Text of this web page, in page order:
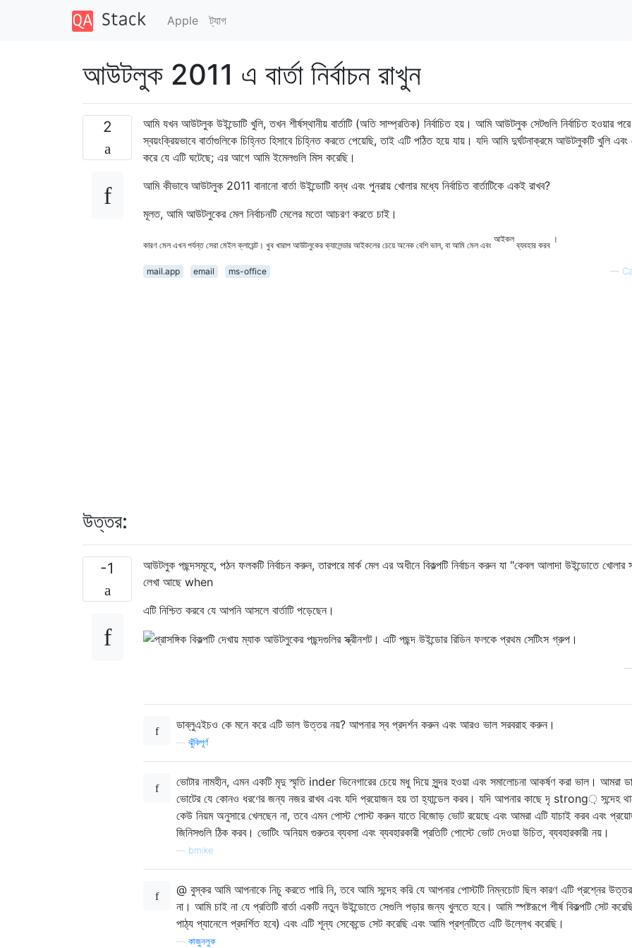
Apple ট্যাগ
আউটলুক 2011 এ বার্তা নির্বাচন রাখুন
2
আমি যখন আউটলুক উইন্ডোটি খুলি, তখন শীর্ষস্থানীয় বার্তাটি (অতি সাম্প্রতিক) নির্বাচিত হয়। আমি আউটলুক সেটগুলি নির্বাচিত হওয়ার পরে
স্বয়ংক্রিয়ভাবে বার্তাগুলিকে চিহ্নিত হিসাবে চিহ্নিত করতে পেয়েছি, তাই এটি পঠিত হয়ে যায়। যদি আমি দুর্ঘটনাক্রমে আউটলুকটি খুলি এবং
করে যে এটি ঘটেছে; এর আগে আমি ইমেলগুলি মিস করেছি।
আমি কীভাবে আউটলুক 2011 বানানো বার্তা উইন্ডোটি বন্ধ এবং পুনরায় খোলার মধ্যে নির্বাচিত বার্তাটিকে একই রাখব?
মূলত, আমি আউটলুকের মেল নির্বাচনটি মেলের মতো আচরণ করতে চাই।
কারণ মেল এখন পর্যন্ত সেরা মেইল ​​ক্লায়েন্ট। খুব খারাপ আউটলুকের ক্যালেন্ডার আইকলের চেয়ে অনেক বেশি ভাল, বা আমি মেল এবং
আইকল
ব্যবহার করব
।
mail.app email ms-office —
উত্তর:
-1
আউটলুক পছন্দসমূহে, পঠন ফলকটি নির্বাচন করুন, তারপরে মার্ক মেল এর অধীনে বিকল্পটি নির্বাচন করুন যা "কেবল আলাদা উইন্ডোতে খোলার
লেখা আছে when
এটি নিশ্চিত করবে যে আপনি আসলে বার্তাটি পড়েছেন।
ডাব্লুএইচও কে মনে করে এটি ভাল উত্তর নয়? আপনার স্ব প্রদর্শন করুন এবং আরও ভাল সরবরাহ করুন।
ঝুঁকিপূর্ণ
ভোটার নামহীন, এমন একটি মৃদু স্মৃতি inder ভিনেগারের চেয়ে মধু দিয়ে সুন্দর হওয়া এবং সমালোচনা আকর্ষণ করা ভাল। আমরা
ভোটের যে কোনও ধরণের জন্য নজর রাখব এবং যদি প্রয়োজন হয় তা হ্যান্ডেল করব। যদি আপনার কাছে দৃ strong় সন্দেহ
কেউ নিয়ম অনুসারে খেলছেন না, তবে এমন পোস্ট পোস্ট করুন যাতে বিজোড় ভোট রয়েছে এবং আমরা এটি যাচাই করব এবং
জিনিসগুলি ঠিক করব। ভোটিং অনিয়ম গুরুতর ব্যবসা এবং ব্যবহারকারী প্রতিটি পোস্টে ভোট দেওয়া উচিত, ব্যবহারকারী নয়।
bmike
@ বুস্কর আমি আপনাকে নিচু করতে পারি নি, তবে আমি সন্দেহ করি যে আপনার পোস্টটি নিম্নচোট ছিল কারণ এটি প্রশ্নের
না। আমি চাই না যে প্রতিটি বার্তা একটি নতুন উইন্ডোতে সেগুলি পড়ার জন্য খুলতে হবে। আমি স্পষ্টরূপে শীর্ষ বিকল্পটি সেট
পাঠ্য প্যানেলে প্রদর্শিত হবে) এবং এটি শূন্য সেকেন্ডে সেট করেছি এবং আমি প্রশ্নটিতে এটি উল্লেখ করেছি।
কাজুনলুক